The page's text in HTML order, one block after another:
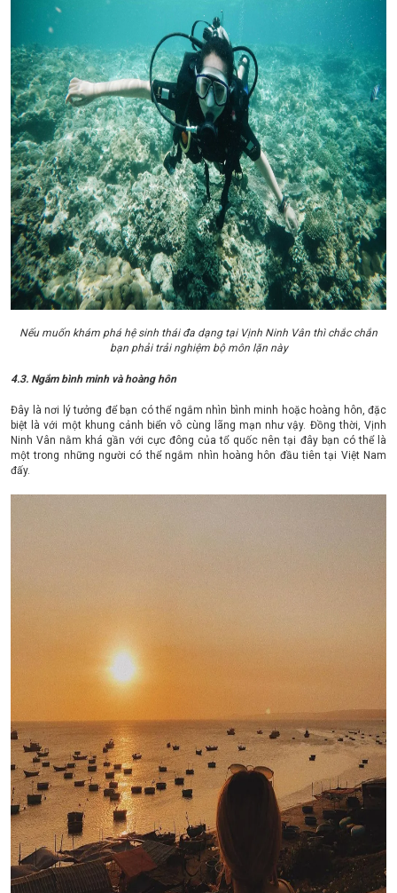
Nếu muốn khám phá hệ sinh thái đa dạng tại Vịnh Ninh Vân thì chắc chắn
bạn phải trải nghiệm bộ môn lặn này
4.3. Ngắm bình minh và hoàng hôn
Đây là nơi lý tưởng để bạn có thể ngắm nhìn bình minh hoặc hoàng hôn, đặc
biệt là với một khung cảnh biển vô cùng lãng mạn như vậy. Đồng thời, Vịnh
Ninh Vân nằm khá gần với cực đông của tổ quốc nên tại đây bạn có thể là
một trong những người có thể ngắm nhìn hoàng hôn đầu tiên tại Việt Nam
đấy.